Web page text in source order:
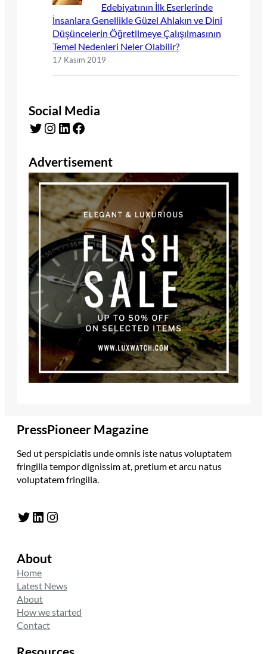
Edebiyatının İlk Eserlerinde
İnsanlara Genellikle Güzel Ahlakın ve Dinî
Düşüncelerin Öğretilmeye Çalışılmasının
Temel Nedenleri Neler Olabilir?
17 Kasım 2019
Social Media
Twitter Instagram LinkedIn Facebook
Advertisement
PressPioneer Magazine
Sed ut perspiciatis unde omnis iste natus voluptatem
fringilla tempor dignissim at, pretium et arcu natus
voluptatem fringilla.
Twitter LinkedIn Instagram
About
Home
Latest News
About
How we started
Contact